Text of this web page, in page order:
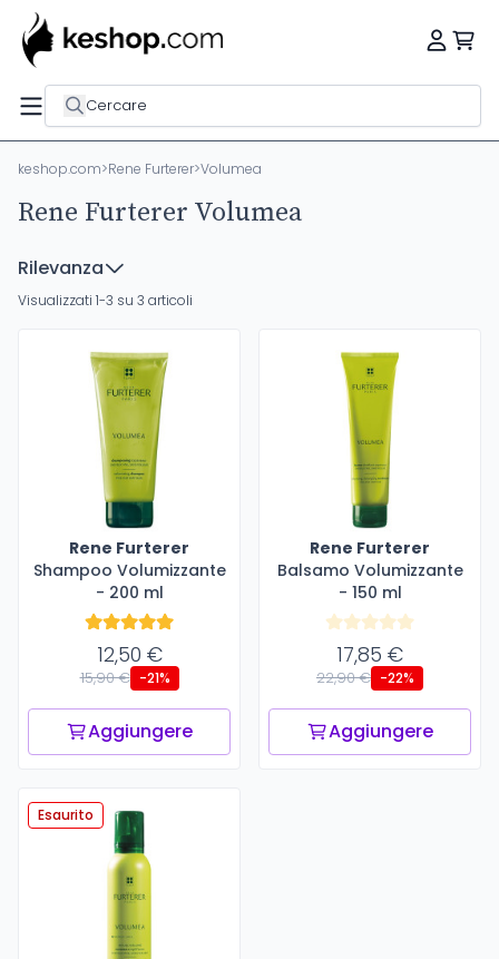
Cercare
keshop.com>Rene Furterer>Volumea
Rene Furterer Volumea
Rilevanza
Visualizzati 1-3 su 3 articoli
Rene Furterer
Shampoo Volumizzante
- 200 ml
12,50 €
15,90 € -21%
Aggiungere
Rene Furterer
Balsamo Volumizzante
- 150 ml
17,85 €
22,90 € -22%
Aggiungere
Esaurito